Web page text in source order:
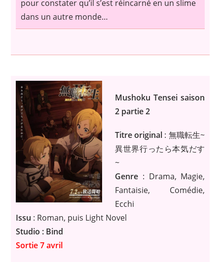
pour constater qu’il s’est réincarné en un slime
dans un autre monde…
Mushoku Tensei saison
2 partie 2
Titre original : 無職転生~
異世界行ったら本気だす
~
Genre: Drama, Magie,
Fantaisie, Comédie,
Ecchi
Issu : Roman, puis Light Novel
Studio : Bind
Sortie 7 avril